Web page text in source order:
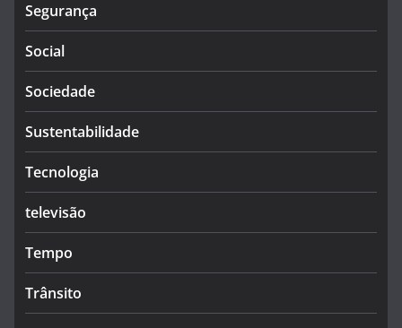
Segurança
Social
Sociedade
Sustentabilidade
Tecnologia
televisão
Tempo
Trânsito